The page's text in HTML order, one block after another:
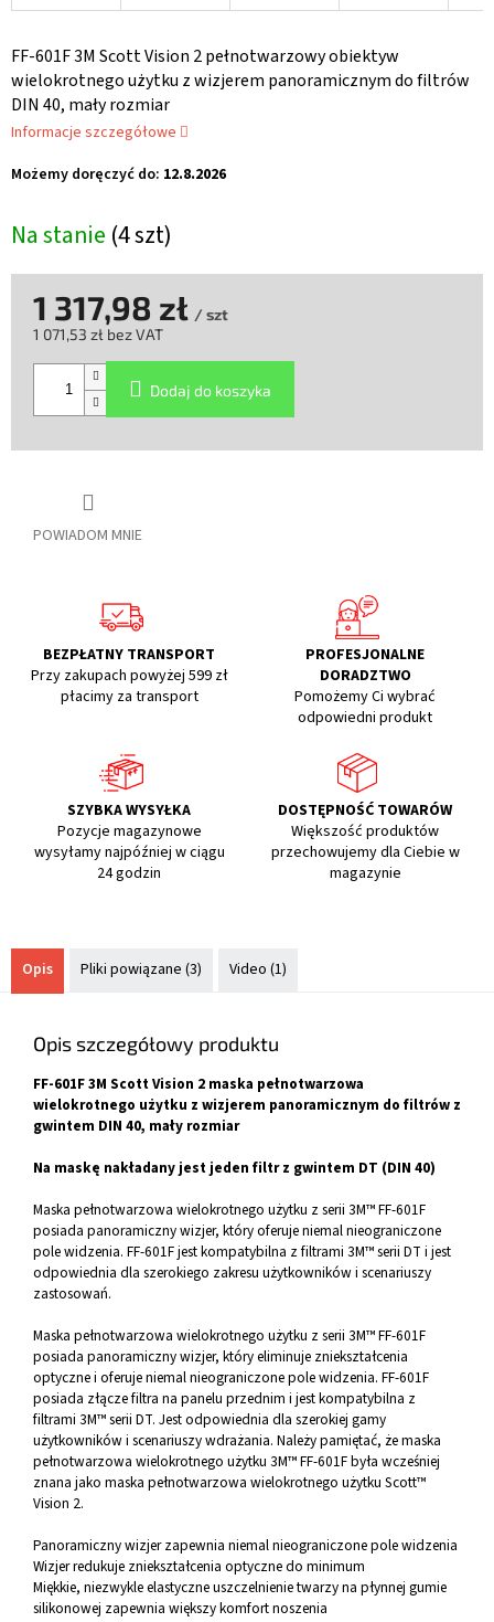
Na stanie (4 szt)
Możemy doręczyć do: 12.8.2026
FF-601F 3M Scott Vision 2 pełnotwarzowy obiektyw
wielokrotnego użytku z wizjerem panoramicznym do filtrów
DIN 40, mały rozmiar
Informacje szczegółowe
POWIADOM MNIE
1 317,98 zł / szt
1 071,53 zł bez VAT
jednostkowa:
Dodaj do koszyka
BEZPŁATNY TRANSPORT
Przy zakupach powyżej 599 zł
płacimy za transport
PROFESJONALNE
DORADZTWO
Pomożemy Ci wybrać
odpowiedni produkt
SZYBKA WYSYŁKA
Pozycje magazynowe
wysyłamy najpóźniej w ciągu
24 godzin
DOSTĘPNOŚĆ TOWARÓW
Większość produktów
przechowujemy dla Ciebie w
magazynie
Opis Pliki powiązane (3) Video (1)
Opis szczegółowy produktu
FF-601F 3M Scott Vision 2 maska pełnotwarzowa
wielokrotnego użytku z wizjerem panoramicznym do filtrów z
gwintem DIN 40, mały rozmiar
Na maskę nakładany jest jeden filtr z gwintem DT (DIN 40)
Maska pełnotwarzowa wielokrotnego użytku z serii 3M™ FF-601F
posiada panoramiczny wizjer, który oferuje niemal nieograniczone
pole widzenia. FF-601F jest kompatybilna z filtrami 3M™ serii DT i jest
odpowiednia dla szerokiego zakresu użytkowników i scenariuszy
zastosowań.
Maska pełnotwarzowa wielokrotnego użytku z serii 3M™ FF-601F
posiada panoramiczny wizjer, który eliminuje zniekształcenia
optyczne i oferuje niemal nieograniczone pole widzenia. FF-601F
posiada złącze filtra na panelu przednim i jest kompatybilna z
filtrami 3M™ serii DT. Jest odpowiednia dla szerokiej gamy
użytkowników i scenariuszy wdrażania. Należy pamiętać, że maska
pełnotwarzowa wielokrotnego użytku 3M™ FF-601F była wcześniej
znana jako maska pełnotwarzowa wielokrotnego użytku Scott™
Vision 2.
Panoramiczny wizjer zapewnia niemal nieograniczone pole widzenia
Wizjer redukuje zniekształcenia optyczne do minimum
Miękkie, niezwykle elastyczne uszczelnienie twarzy na płynnej gumie
silikonowej zapewnia większy komfort noszenia